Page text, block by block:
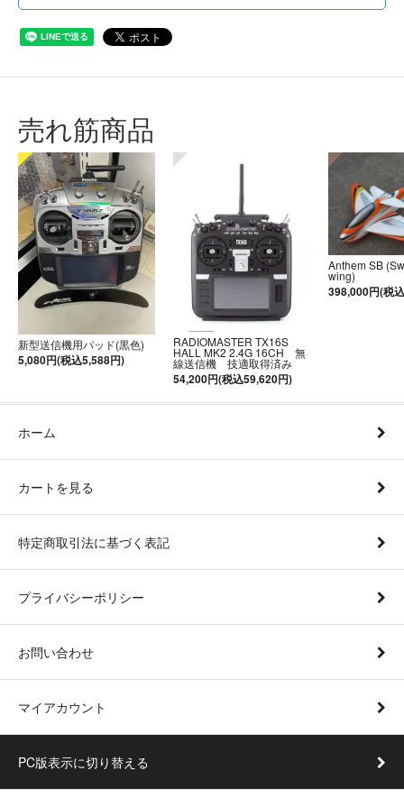
売れ筋商品
新型送信機用パッド(黒色)
5,080円(税込5,588円)
RADIOMASTER TX16S
HALL MK2 2.4G 16CH 無
線送信機 技適取得済み
54,200円(税込59,620円)
Anthem SB
wing)
398,000円(税
ホーム
カートを見る
特定商取引法に基づく表記
プライバシーポリシー
お問い合わせ
マイアカウント
PC版表示に切り替える